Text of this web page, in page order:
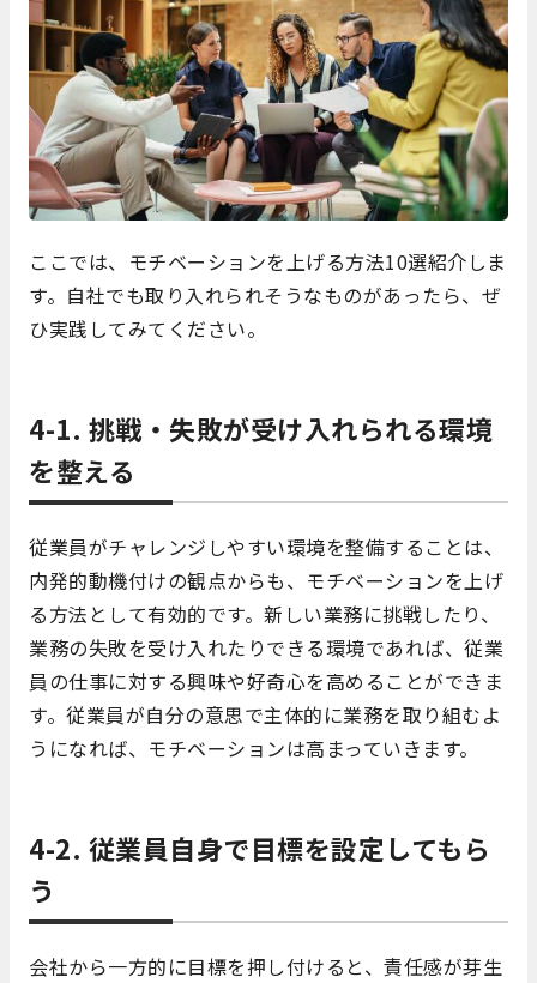
ここでは、モチベーションを上げる方法10選紹介しま
す。自社でも取り入れられそうなものがあったら、ぜ
ひ実践してみてください。
4-1. 挑戦・失敗が受け入れられる環境
を整える
従業員がチャレンジしやすい環境を整備することは、
内発的動機付けの観点からも、モチベーションを上げ
る方法として有効的です。新しい業務に挑戦したり、
業務の失敗を受け入れたりできる環境であれば、従業
員の仕事に対する興味や好奇心を高めることができま
す。従業員が自分の意思で主体的に業務を取り組むよ
うになれば、モチベーションは高まっていきます。
4-2. 従業員自身で目標を設定してもら
う
会社から一方的に目標を押し付けると、責任感が芽生